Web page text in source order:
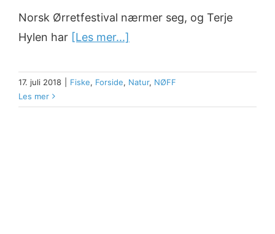
Norsk Ørretfestival nærmer seg, og Terje
Hylen har [Les mer...]
17. juli 2018 Fiske, Forside, Natur, NØFF
Les mer